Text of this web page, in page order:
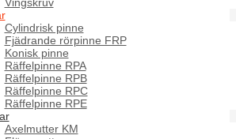
Cylindrisk pinne
Fjädrande rörpinne FRP
Konisk pinne
Räffelpinne RPA
Räffelpinne RPB
Räffelpinne RPC
Räffelpinne RPE
Axelmutter KM
längd RPA DIN 1471 A1